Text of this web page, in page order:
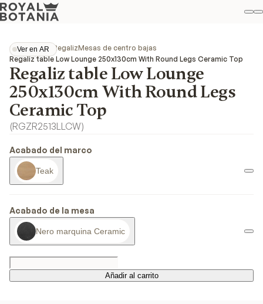
Ver en AR
Ver en AR
Colecciones RegalizMesas de centro bajas
Regaliz table Low Lounge 250x130cm With Round Legs Ceramic Top
Regaliz table Low Lounge
250x130cm With Round Legs
Ceramic Top
(RGZR2513LLCW)
Acabado del marco
Teak
Acabado de la mesa
Nero marquina Ceramic
Añadir al carrito
Añadir al carrito